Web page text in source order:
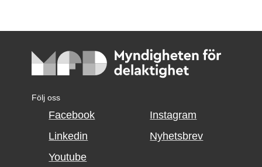
Följ oss
Facebook
Linkedin
Youtube
Instagram
Nyhetsbrev